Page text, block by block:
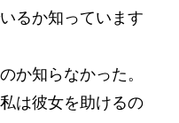
るか知っています
か知らなかった。
は彼女を助けるの